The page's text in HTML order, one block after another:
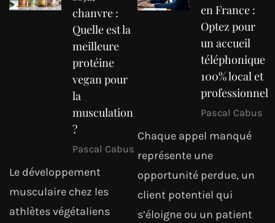
chanvre :
Quelle est la
meilleure
protéine
vegan pour
la
musculation
?
Pascal Cabus
Le développement
musculaire chez les
athlètes végétaliens
en France :
Optez pour
un accueil
téléphonique
100% local et
professionnel
Pascal Cabus
Chaque appel manqué
représente une
opportunité perdue, un
client potentiel qui
s’éloigne ou un patient